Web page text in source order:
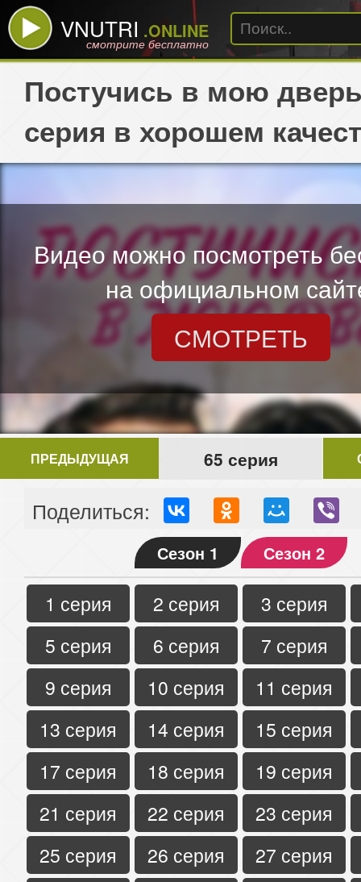
VNUTRI .ONLINE
смотрите бесплатно
Постучись в мою
серия в хорошем
Видео можно посмотреть
на официальном
СМОТРЕТЬ
ПРЕДЫДУЩАЯ 65 серия
Поделиться:
Сезон 1 Сезон 2
1 серия 2 серия
3 серия
5 серия
6 серия
7 серия
9 серия
10 серия
11 серия
13 серия
14 серия
15 серия
17 серия
18 серия
19 серия
21 серия
22 серия
23 серия
25 серия
26 серия
27 серия